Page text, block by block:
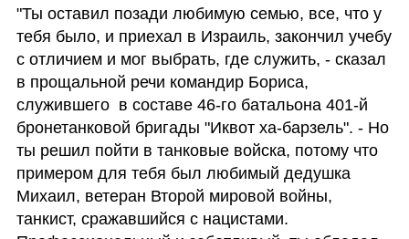
"Ты оставил позади любимую семью, все, что у
тебя было, и приехал в Израиль, закончил учебу
с отличием и мог выбрать, где служить, - сказал
в прощальной речи командир Бориса,
служившего  в составе 46-го батальона 401-й
бронетанковой бригады "Иквот ха-барзель". - Но
ты решил пойти в танковые войска, потому что
примером для тебя был любимый дедушка
Михаил, ветеран Второй мировой войны,
танкист, сражавшийся с нацистами.